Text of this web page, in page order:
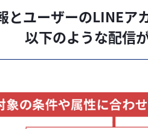
とユーザーのLINEア
以下のような配信